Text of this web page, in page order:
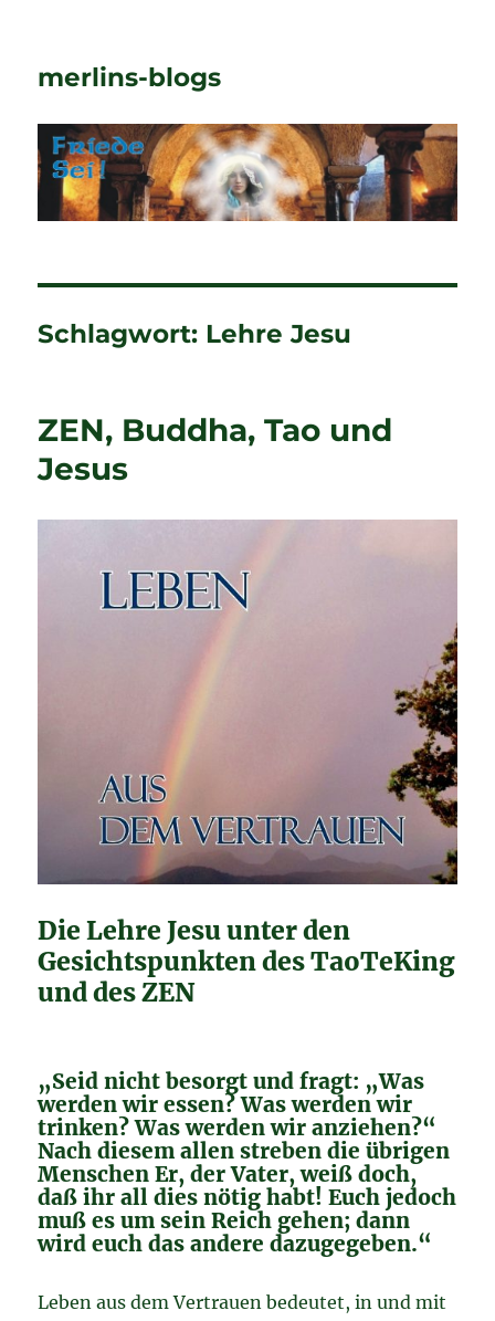
merlins-blogs
Schlagwort: Lehre Jesu
ZEN, Buddha, Tao und
Jesus
Die Lehre Jesu unter den
Gesichtspunkten des TaoTeKing
und des ZEN
„Seid nicht besorgt und fragt: „Was
werden wir essen? Was werden wir
trinken? Was werden wir anziehen?“
Nach diesem allen streben die übrigen
Menschen Er, der Vater, weiß doch,
daß ihr all dies nötig habt! Euch jedoch
muß es um sein Reich gehen; dann
wird euch das andere dazugegeben.“
Leben aus dem Vertrauen bedeutet, in und mit